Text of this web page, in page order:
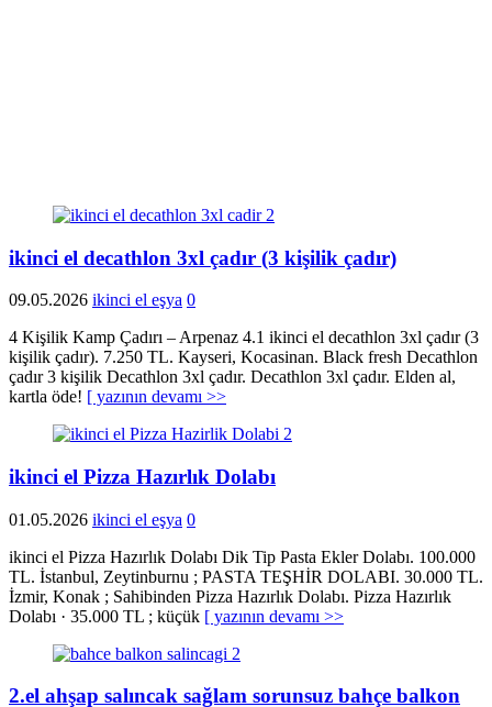
ikinci el decathlon 3xl çadır (3 kişilik çadır)
09.05.2026 ikinci el eşya 0
4 Kişilik Kamp Çadırı – Arpenaz 4.1 ikinci el decathlon 3xl çadır (3
kişilik çadır). 7.250 TL. Kayseri, Kocasinan. Black fresh Decathlon
çadır 3 kişilik Decathlon 3xl çadır. Decathlon 3xl çadır. Elden al,
kartla öde! [ yazının devamı >>
ikinci el Pizza Hazırlık Dolabı
01.05.2026 ikinci el eşya 0
ikinci el Pizza Hazırlık Dolabı Dik Tip Pasta Ekler Dolabı. 100.000
TL. İstanbul, Zeytinburnu ; PASTA TEŞHİR DOLABI. 30.000 TL.
İzmir, Konak ; Sahibinden Pizza Hazırlık Dolabı. Pizza Hazırlık
Dolabı · 35.000 TL ; küçük [ yazının devamı >>
2.el ahşap salıncak sağlam sorunsuz bahçe balkon